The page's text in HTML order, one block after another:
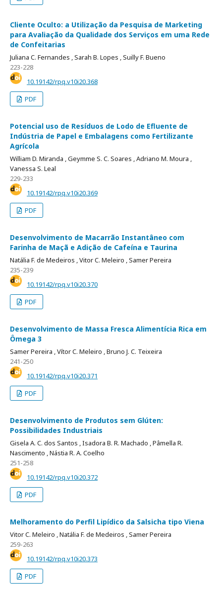
Cliente Oculto: a Utilização da Pesquisa de Marketing
para Avaliação da Qualidade dos Serviços em uma Rede
de Confeitarias
Juliana C. Fernandes ,Sarah B. Lopes ,Suilly F. Bueno
223-228
10.19142/rpq.v10i20.368
PDF
Potencial uso de Resíduos de Lodo de Efluente de
Indústria de Papel e Embalagens como Fertilizante
Agrícola
William D. Miranda ,Geymme S. C. Soares ,Adriano M. Moura ,
Vanessa S. Leal
229-233
10.19142/rpq.v10i20.369
PDF
Desenvolvimento de Macarrão Instantâneo com
Farinha de Maçã e Adição de Cafeína e Taurina
Natália F. de Medeiros ,Vitor C. Meleiro ,Samer Pereira
235-239
10.19142/rpq.v10i20.370
PDF
Desenvolvimento de Massa Fresca Alimentícia Rica em
Ômega 3
Samer Pereira ,Vítor C. Meleiro ,Bruno J. C. Teixeira
241-250
10.19142/rpq.v10i20.371
PDF
Desenvolvimento de Produtos sem Glúten:
Possibilidades Industriais
Gisela A. C. dos Santos ,Isadora B. R. Machado ,Pâmella R.
Nascimento ,Nástia R. A. Coelho
251-258
10.19142/rpq.v10i20.372
PDF
Melhoramento do Perfil Lipídico da Salsicha tipo Viena
Vitor C. Meleiro ,Natália F. de Medeiros ,Samer Pereira
259-263
10.19142/rpq.v10i20.373
PDF